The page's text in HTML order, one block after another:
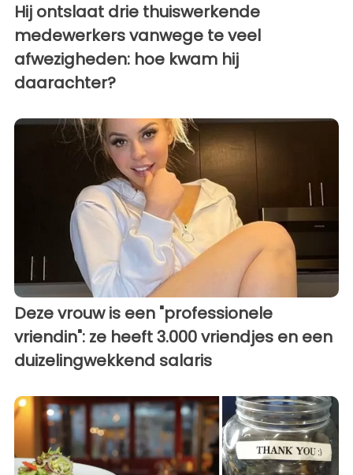
Hij ontslaat drie thuiswerkende
medewerkers vanwege te veel
afwezigheden: hoe kwam hij
daarachter?
Deze vrouw is een "professionele
vriendin": ze heeft 3.000 vriendjes en een
duizelingwekkend salaris